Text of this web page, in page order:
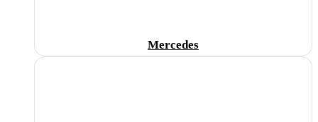
Mercedes